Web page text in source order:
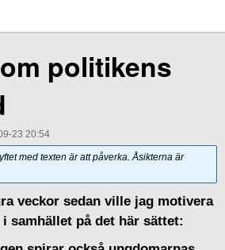
politikens
23 20:54
med texten är att påverka. Åsikterna är
veckor sedan ville jag motivera
samhället på det här sättet: